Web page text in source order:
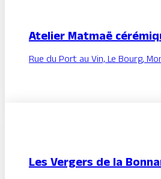
Atelier Matmaë
Rue du Port au Vin, Le Bourg,
Les Vergers de la